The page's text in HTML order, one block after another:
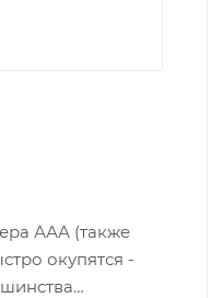
ААА (также
окупятся -